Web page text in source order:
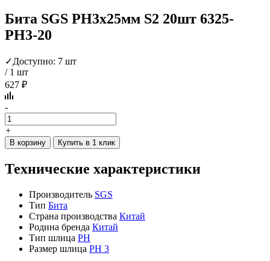
Бита SGS PH3х25мм S2 20шт 6325-
PH3-20
✓Доступно: 7 шт
/ 1 шт
627 ₽
-
+
В корзину Купить в 1 клик
Технические характеристики
Производитель SGS
Тип Бита
Страна производства Китай
Родина бренда Китай
Тип шлица PH
Размер шлица PH 3